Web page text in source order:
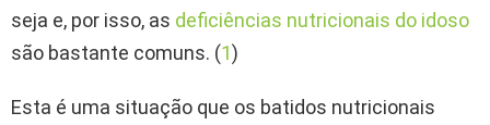
seja e, por isso, as deficiências nutricionais do idoso
são bastante comuns. (1)
Esta é uma situação que os batidos nutricionais